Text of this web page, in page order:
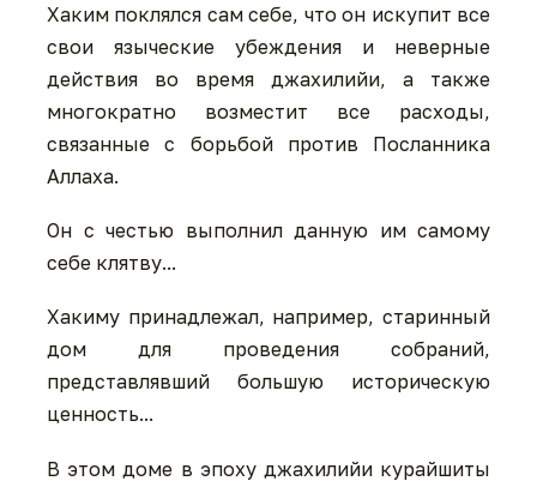
Хаким поклялся сам себе, что он искупит все
свои языческие убеждения и неверные
действия во время джахилийи, а также
многократно возместит все расходы,
связанные с борьбой против Посланника
Аллаха.
Он с честью выполнил данную им самому
себе клятву...
Хакиму принадлежал, например, старинный
дом для проведения собраний,
представлявший большую историческую
ценность...
В этом доме в эпоху джахилийи курайшиты